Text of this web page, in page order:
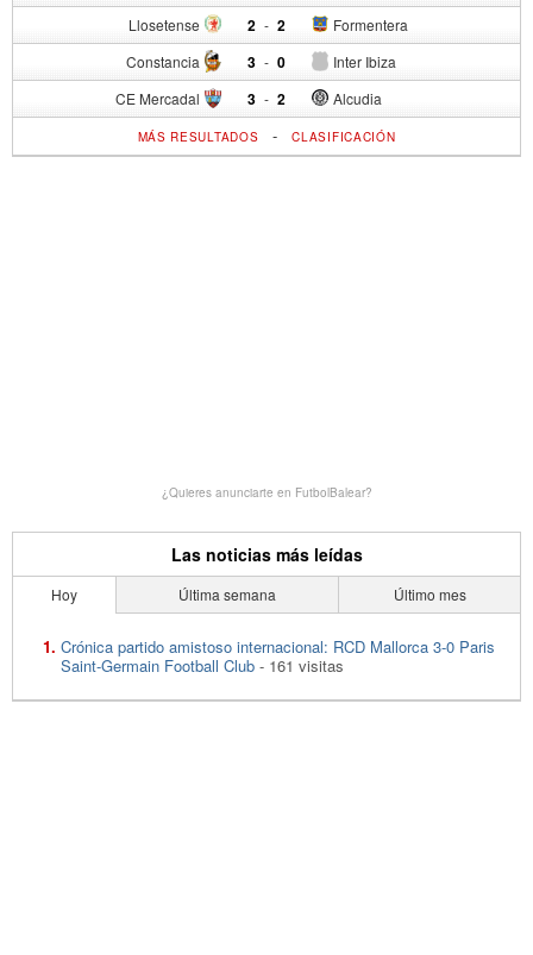
Llosetense 2 - Formentera
2
Constancia 3 - Inter Ibiza
0
CE Mercadal 3 - Alcudia
2
MÁS RESULTADOS -CLASIFICACIÓN
¿Quieres anunciarte en FutbolBalear?
Las noticias más leídas
Hoy Última semana Último mes
Crónica partido amistoso internacional: RCD Mallorca 3-0 Paris
Saint-Germain Football Club - 161 visitas